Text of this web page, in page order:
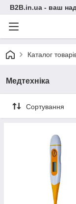
B2B.in.ua - ваш
Каталог
Медтехніка
Сортування